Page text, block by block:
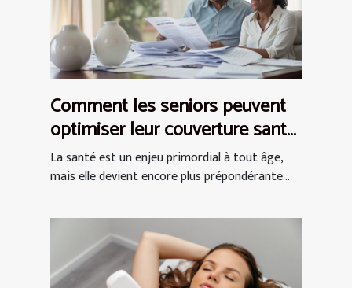
Comment les seniors peuvent
optimiser leur couverture santé
en comparant des offres
La santé est un enjeu primordial à tout âge,
mais elle devient encore plus prépondérante...